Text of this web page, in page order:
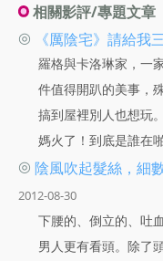
相關影評/專題文章
◎
《厲陰宅》請給我
羅格與卡洛琳家，一
件值得開趴的美事，
搞到屋裡別人也想玩
媽火了！到底是誰在
◎ 陰風吹起髮絲，細
2012-08-30
下腰的、倒立的、吐
男人更有看頭。除了